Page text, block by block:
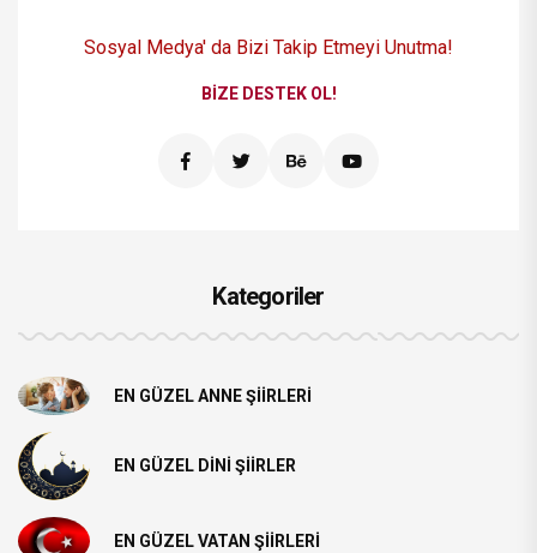
Sosyal Medya' da Bizi Takip Etmeyi Unutma!
BIZE DESTEK OL!
Kategoriler
EN GÜZEL ANNE ŞIIRLERI
EN GÜZEL DINI ŞIIRLER
EN GÜZEL VATAN ŞIIRLERI